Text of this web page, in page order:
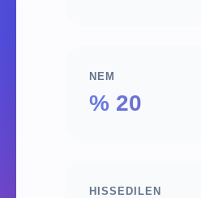
NEM
% 20
HISSEDILEN